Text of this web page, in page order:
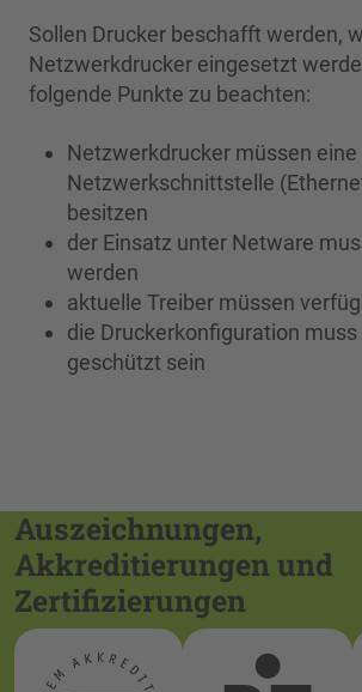
Sollen Drucker beschafft werden,
Netzwerkdrucker eingesetzt
folgende Punkte zu beachten:
Netzwerkdrucker müssen eine
Netzwerkschnittstelle
besitzen
der Einsatz unter Netware
werden
aktuelle Treiber müssen
die Druckerkonfiguration
geschützt sein
Auszeichnungen,
Akkreditierungen und
Zertifizierungen